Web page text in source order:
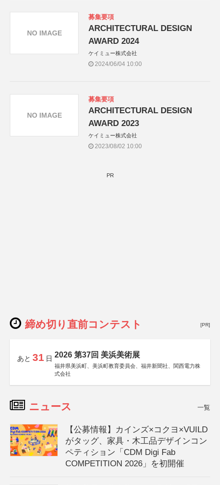
募集要項
ARCHITECTURAL DESIGN
AWARD 2024
ケイミュー株式会社
2024/06/04 10:00
NO IMAGE
募集要項
ARCHITECTURAL DESIGN
AWARD 2023
ケイミュー株式会社
2023/08/02 10:00
NO IMAGE
PR
締め切り直前コンテスト [PR]
あと 31 日 2026 第37回 美浜美術展
福井県美浜町、美浜町教育委員会、福井新聞社、関西電力株
式会社
ニュース 一覧
【公募情報】カインズ×コクヨ×VUILD
がタッグ、家具・木工品デザインコン
ペティション「CDM Digi Fab
COMPETITION 2026」を初開催